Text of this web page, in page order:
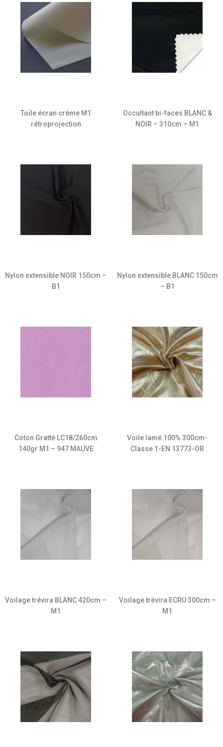
Toile écran crème M1
rétroprojection
Occultant bi-faces BLANC &
NOIR – 310cm – M1
Nylon extensible NOIR 150cm –
B1
Nylon extensible BLANC 150cm
– B1
Coton Gratté LC18/260cm
140gr M1 – 947 MAUVE
Voile lamé 100% 300cm-
Classe 1-EN 13773-OR
Voilage trévira BLANC 420cm –
M1
Voilage trévira ECRU 300cm –
M1